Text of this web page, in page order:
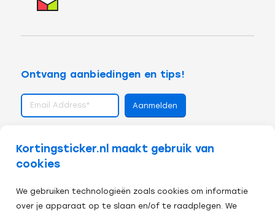
Kortingsticker.nl maakt gebruik van
cookies
We gebruiken technologieën zoals cookies om informatie
over je apparaat op te slaan en/of te raadplegen. We
Ontvang aanbiedingen en tips!